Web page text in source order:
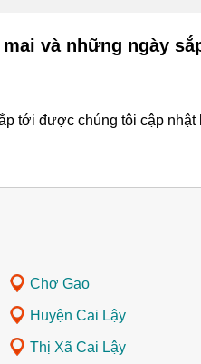
và những ngày
tới được chúng tôi cập
Chợ Gạo
Huyện Cai Lậy
Thị Xã Cai Lậy